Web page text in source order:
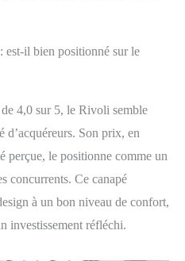
est-il bien positionné sur le
4,0 sur 5, le Rivoli semble
d’acquéreurs. Son prix, en
perçue, le positionne comme un
concurrents. Ce canapé
à un bon niveau de confort,
investissement réfléchi.